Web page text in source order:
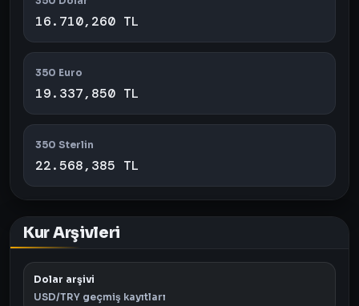
16.710,260 TL
350 Euro
19.337,850 TL
350 Sterlin
22.568,385 TL
Kur Arşivleri
Dolar arşivi
USD/TRY geçmiş kayıtları